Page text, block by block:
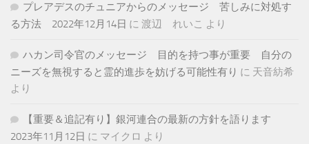
プレアデスのチュニアからのメッセージ 苦しみに対処す
る方法 2022年12月14日 に 渡辺 れいこ より
ハカン司令官のメッセージ 目的を持つ事が重要 自分の
ニーズを無視すると霊的進歩を妨げる可能性有り に 天音紡希
より
【重要＆追記有り】銀河連合の最新の方針を語ります
2023年11月12日 に マイクロ より